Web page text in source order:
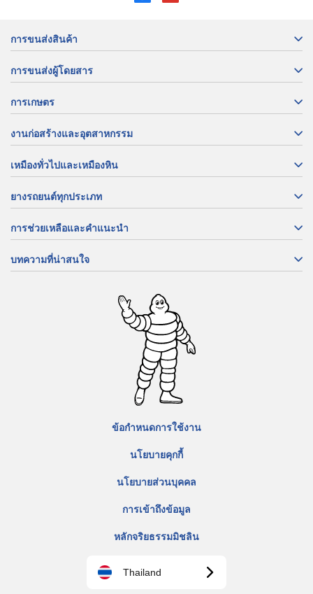
การขนส่งสินค้า
การขนส่งผู้โดยสาร
การเกษตร
งานก่อสร้างและอุตสาหกรรม
เหมืองทั่วไปและเหมืองหิน
ยางรถยนต์ทุกประเภท
การช่วยเหลือและคำแนะนำ
บทความที่น่าสนใจ
ข้อกำหนดการใช้งาน
นโยบายคุกกี้
นโยบายส่วนบุคคล
การเข้าถึงข้อมูล
หลักจริยธรรมมิชลิน
Thailand